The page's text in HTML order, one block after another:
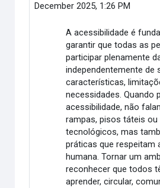
December 2025, 1:26 PM
A acessibilidade é
garantir que todas as
participar plenamente
independentemente de
características,
necessidades. Quando
acessibilidade, não
rampas, pisos táteis
tecnológicos, mas
práticas que respeitam
humana. Tornar um
reconhecer que todos
aprender, circular,